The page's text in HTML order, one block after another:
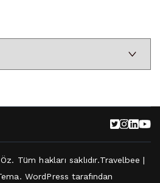
. Tüm hakları saklıdır.Travelbee |
. WordPress tarafından